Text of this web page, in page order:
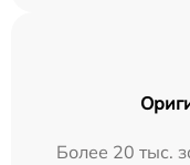
Более 20 тыс.